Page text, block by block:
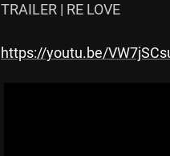
TRAILER | RE LOVE
https://youtu.be/